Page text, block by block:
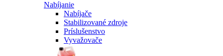
Nabíjanie
Nabíjače
Stabilizované zdroje
Príslušenstvo
Vyvažovače